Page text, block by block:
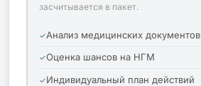
засчитывается в пакет.
Анализ медицинских документов
Оценка шансов на НГМ
Индивидуальный план действий